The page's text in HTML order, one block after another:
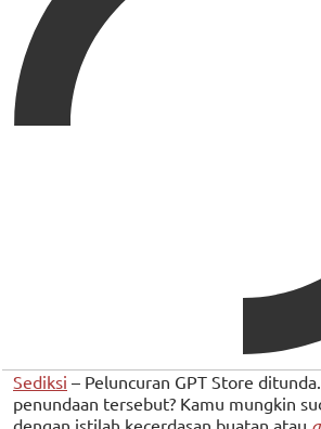
Sediksi – Peluncuran GPT Store
penundaan tersebut? Kamu mungkin
dengan istilah kecerdasan buatan atau